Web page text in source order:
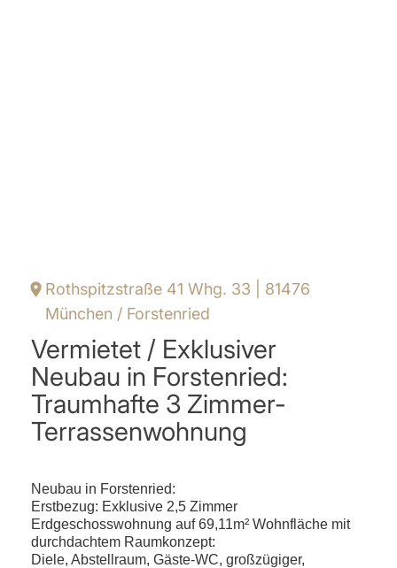
Rothspitzstraße 41 Whg. 33 | 81476
München / Forstenried
Vermietet / Exklusiver
Neubau in Forstenried:
Traumhafte 3 Zimmer-
Terrassenwohnung
Neubau in Forstenried:
Erstbezug: Exklusive 2,5 Zimmer
Erdgeschosswohnung auf 69,11m² Wohnfläche mit
durchdachtem Raumkonzept:
Diele, Abstellraum, Gäste-WC, großzügiger,